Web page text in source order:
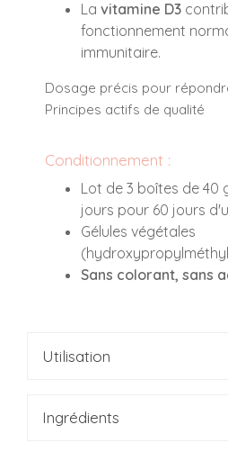
La vitamine D3
fonctionnement
immunitaire.
Dosage précis pour
Principes actifs de qualité
Conditionnement :
Lot de 3 boîtes de 40
jours pour 60 jours
Gélules végétales
Sans colorant, sans
Utilisation
Ingrédients